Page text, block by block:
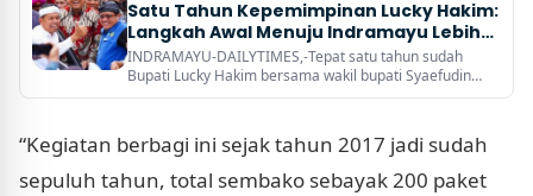
Satu Tahun Kepemimpinan Lucky Hakim:
Langkah Awal Menuju Indramayu Lebih
Maju
INDRAMAYU-DAILYTIMES,-Tepat satu tahun sudah
Bupati Lucky Hakim bersama wakil bupati Syaefudin
menakhodai Kabupaten Indramayu sejak dilantik pada
“Kegiatan berbagi ini sejak tahun 2017 jadi sudah
sepuluh tahun, total sembako sebayak 200 paket